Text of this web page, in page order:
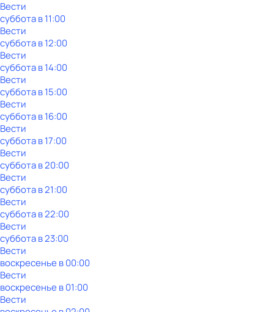
Вести
субботав11:00
Вести
субботав12:00
Вести
субботав14:00
Вести
субботав15:00
Вести
субботав16:00
Вести
субботав17:00
Вести
субботав20:00
Вести
субботав21:00
Вести
субботав22:00
Вести
субботав23:00
Вести
воскресенье в00:00
Вести
воскресенье в01:00
Вести